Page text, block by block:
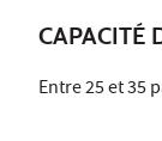
CAPACITÉ
Entre 25 et 35